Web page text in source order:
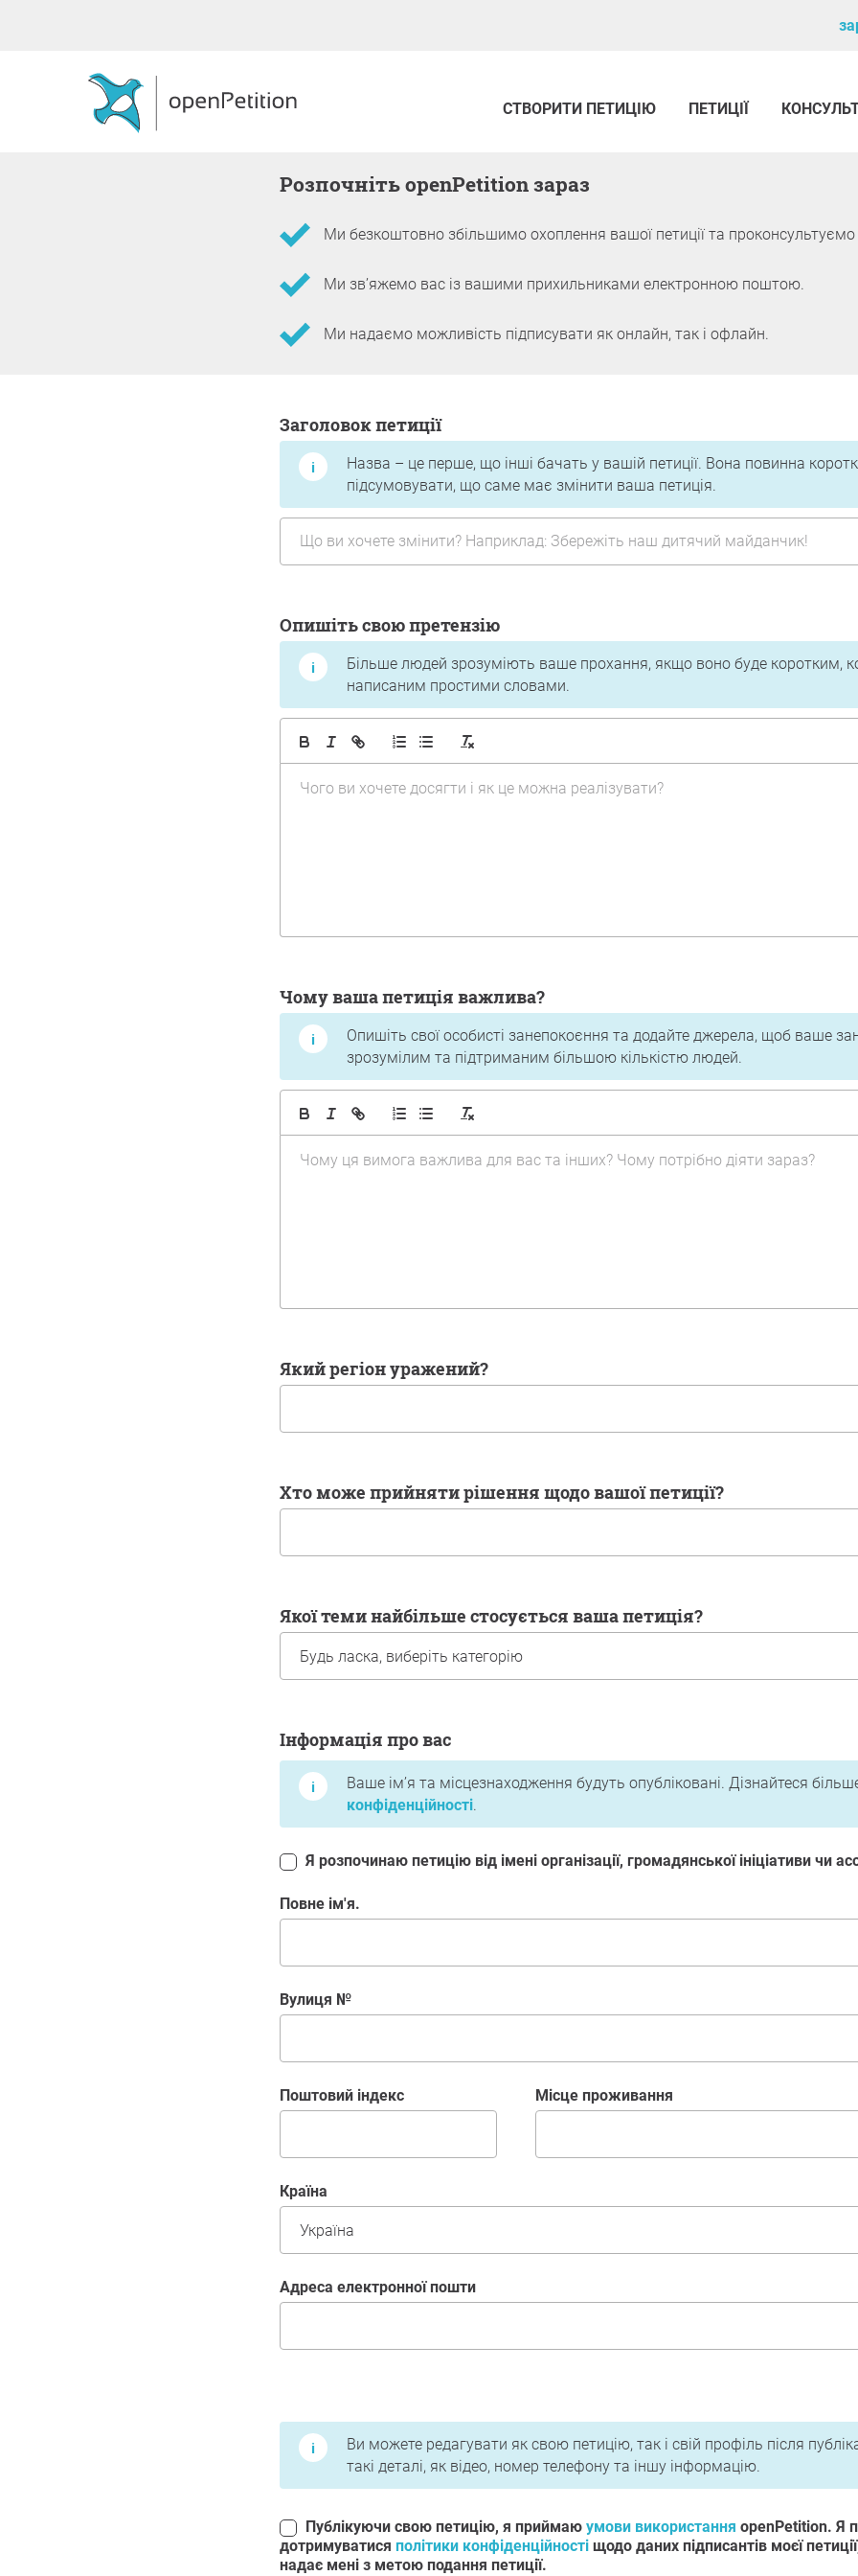
СТВОРИТИ ПЕТИЦІЮ ПЕТИЦІЇ
Розпочніть openPetition зараз
Ми безкоштовно збільшимо охоплення вашої петиції та проконсультуємо
Ми зв’яжемо вас із вашими прихильниками електронною поштою.
Ми надаємо можливість підписувати як онлайн, так і офлайн.
заголовок петиції
Назва – це перше, що інші бачать у вашій петиції. Вона повинна
підсумовувати, що саме має змінити ваша петиція.
Опишіть свою претензію
Більше людей зрозуміють ваше прохання, якщо воно буде коротким,
написаним простими словами.
Чому ваша петиція важлива?
Опишіть свої особисті занепокоєння та додайте джерела, щоб ваше
зрозумілим та підтриманим більшою кількістю людей.
Який регіон уражений?
Хто може прийняти рішення щодо вашої петиції?
Якої теми найбільше стосується ваша петиція?
Інформація про вас
Ваше ім’я та місцезнаходження будуть опубліковані. Дізнайтеся
конфіденційності.
Я розпочинаю петицію від імені організації, громадянської ініціативи чи
Повне ім'я.
Вулиця №
поштовий індекс місце проживання
країна
адреса електронної пошти
Умови використання та Політика конфіденційності
Ви можете редагувати як свою петицію, так і свій профіль після
такі деталі, як відео, номер телефону та іншу інформацію.
Публікуючи свою петицію, я приймаю умови використання openPetition. Я
дотримуватися політики конфіденційності щодо даних підписантів моєї
надає мені з метою подання петиції.